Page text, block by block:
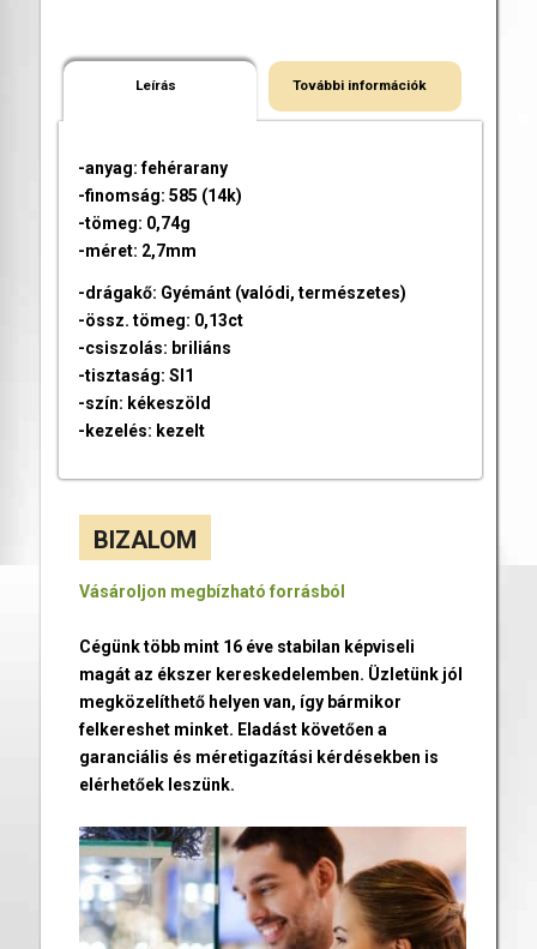
Leírás További információk
-anyag: fehérarany
-finomság: 585 (14k)
-tömeg: 0,74g
-méret: 2,7mm
-drágakő: Gyémánt (valódi, természetes)
-össz. tömeg: 0,13ct
-csiszolás: briliáns
-tisztaság: SI1
-szín: kékeszöld
-kezelés: kezelt
BIZALOM
Vásároljon megbízható forrásból
Cégünk több mint 16 éve stabilan képviseli
magát az ékszer kereskedelemben. Üzletünk jól
megközelíthető helyen van, így bármikor
felkereshet minket. Eladást követően a
garanciális és méretigazítási kérdésekben is
elérhetőek leszünk.